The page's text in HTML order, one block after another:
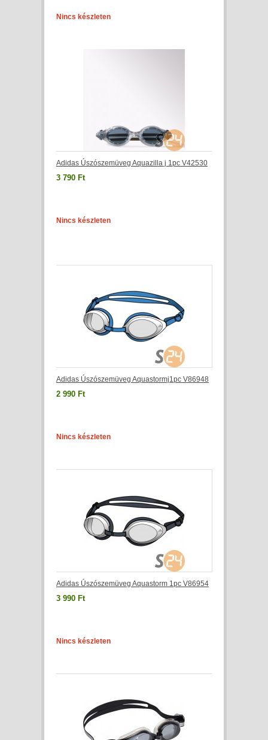
Nincs készleten
Adidas Úszószemüveg Aquazilla j 1pc V42530
3 790 Ft
Nincs készleten
Adidas Úszószemüveg Aquastormj1pc V86948
2 990 Ft
Nincs készleten
Adidas Úszószemüveg Aquastorm 1pc V86954
3 990 Ft
Nincs készleten